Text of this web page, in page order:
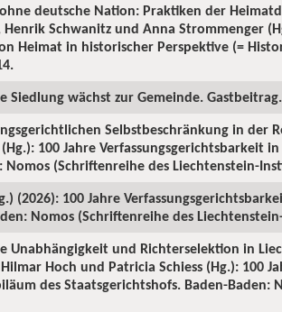
deutsche Nation: Praktiken der
Henrik Schwanitz und Anna Strommenger
Heimat in historischer Perspektive (=
Siedlung wächst zur Gemeinde.
Selbstbeschränkung in der
100 Jahre Verfassungsgerichtsbarkeit
(Schriftenreihe des Liechtenstein-
(2026): 100 Jahre
Nomos (Schriftenreihe des
Unabhängigkeit und Richterselektion in
Hoch und Patricia Schiess (Hg.): 100
des Staatsgerichtshofs. Baden-Baden: